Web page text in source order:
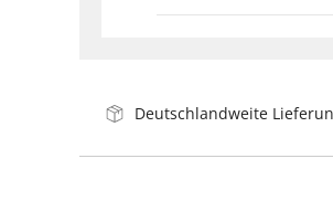
Deutschlandweite